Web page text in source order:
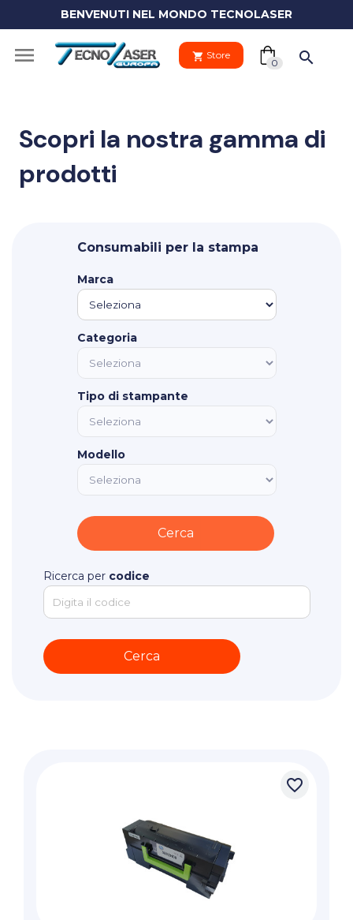
BENVENUTI NEL MONDO TECNOLASER
shopping_cart Store
0
empty.
search
shopping_cart
Scopri la nostra gamma di
prodotti
Consumabili per la stampa
Marca
Categoria
Tipo di stampante
Modello
Ricerca per codice
favorite_border